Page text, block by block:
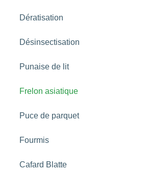
Dératisation
Désinsectisation
Punaise de lit
Frelon asiatique
Puce de parquet
Fourmis
Cafard Blatte